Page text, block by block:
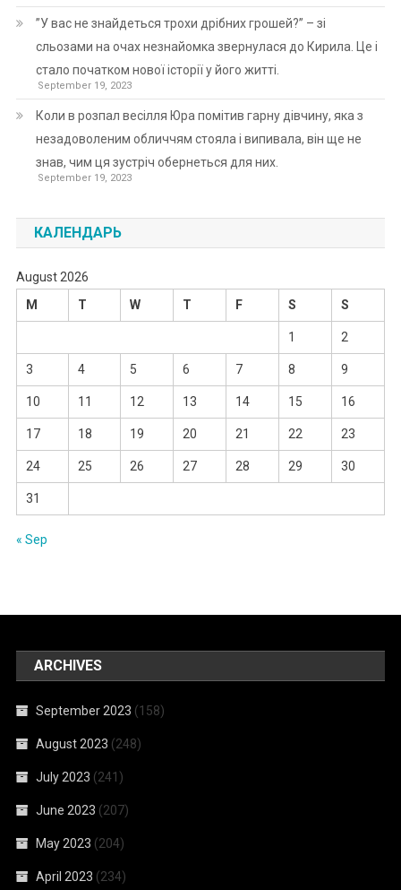
”У вас не знайдеться трохи дрібних грошей?” – зі
сльозами на очах незнайомка звернулася до Кирила. Це і
стало початком нової історії у його житті.
September 19, 2023
Коли в розпал весілля Юра помітив гарну дівчину, яка з
незадоволеним обличчям стояла і випивала, він ще не
знав, чим ця зустріч обернеться для них.
September 19, 2023
КАЛЕНДАРЬ
August 2026
M
T W T F S S
1 2
3 4 5 6 7 8 9
10 11 12 13 14 15 16
17 18 19 20 21 22 23
24 25 26 27 28 29 30
31
« Sep
ARCHIVES
September 2023 (158)
August 2023 (248)
July 2023 (241)
June 2023 (207)
May 2023 (204)
April 2023 (234)